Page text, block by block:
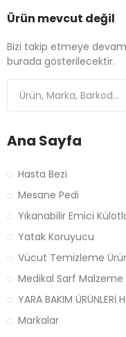
Ürün mevcut değil
Bizi takip etmeye
burada gösterilecektir.
Ana Sayfa
Hasta Bezi
Mesane Pedi
Yıkanabilir Emici
Yatak Koruyucu
Vücut Temizleme
Medikal Sarf Malzeme
YARA BAKIM ÜRÜNLERİ
Markalar